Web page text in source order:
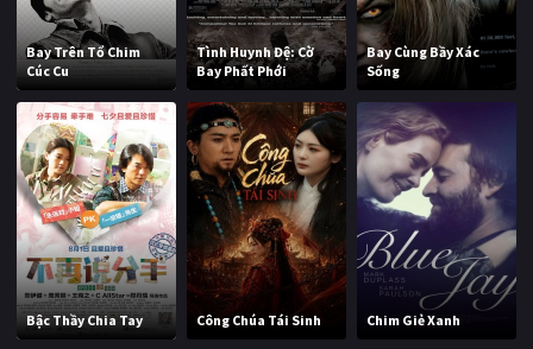
Bay Trên Tổ Chim
Cúc Cu
Tình Huynh Đệ: Cờ
Bay Phất Phới
Bay Cùng Bầy Xác
Sống
Bậc Thầy Chia Tay Công Chúa Tái Sinh Chim Giẻ Xanh